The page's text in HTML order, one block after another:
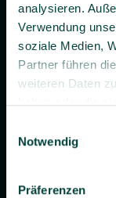
analysieren.
Verwendung
soziale Medien,
Partner führen
weiteren Daten
haben oder die
Notwendig
Präferenzen